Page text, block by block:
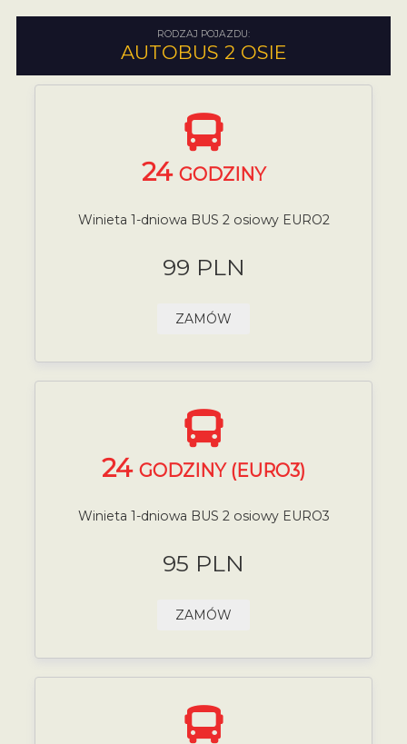
RODZAJ POJAZDU:
AUTOBUS 2 OSIE
24 GODZINY
Winieta 1-dniowa BUS 2 osiowy EURO2
99 PLN
ZAMÓW
24 GODZINY (EURO3)
Winieta 1-dniowa BUS 2 osiowy EURO3
95 PLN
ZAMÓW